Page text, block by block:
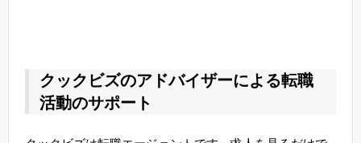
クックビズのアドバイザーによる転職
活動のサポート